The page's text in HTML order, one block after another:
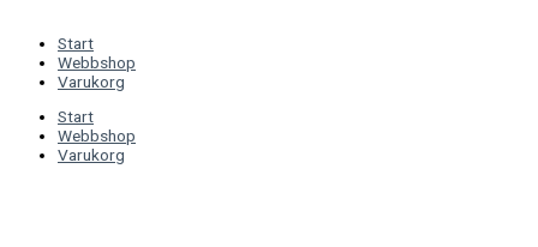
Start
Webbshop
Varukorg
Start
Webbshop
Varukorg